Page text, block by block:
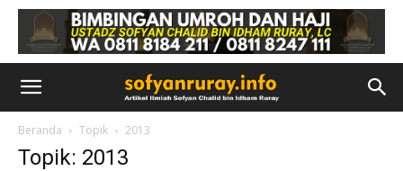
Beranda Topik 2013
Topik: 2013